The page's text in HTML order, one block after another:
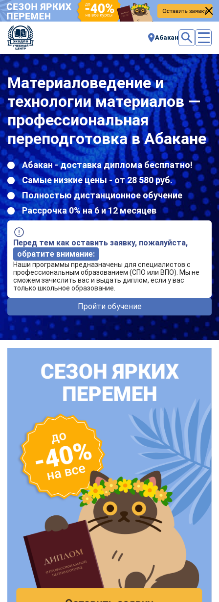
Абакан
Материаловедение и
технологии материалов —
профессиональная
переподготовка в Абакане
Абакан - доставка диплома бесплатно!
Самые низкие цены - от 28 580 руб.
Полностью дистанционное обучение
Рассрочка 0% на 6 и 12 месяцев
Перед тем как оставить заявку, пожалуйста,
обратите внимание:
Наши программы предназначены для специалистов с
профессиональным образованием (СПО или ВПО). Мы не
сможем зачислить вас и выдать диплом, если у вас
только школьное образование.
Пройти обучение